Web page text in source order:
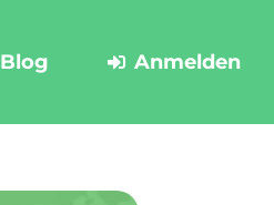
Blog Anmelden